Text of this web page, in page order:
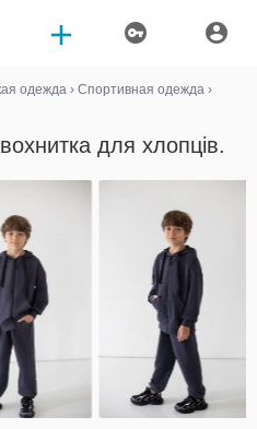
одежда › Спортивная одежда ›
для хлопців.